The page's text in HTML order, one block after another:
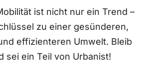
ist nicht nur ein Trend –
zu einer gesünderen,
effizienteren Umwelt. Bleib
sei ein Teil von Urbanist!